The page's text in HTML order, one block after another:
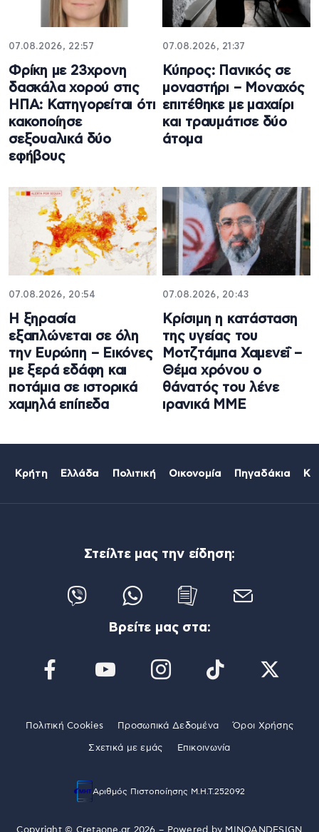
07.08.2026, 22:57
Φρίκη με 23χρονη
δασκάλα χορού στις
ΗΠΑ: Κατηγορείται ότι
κακοποίησε
σεξουαλικά δύο
εφήβους
07.08.2026, 21:37
Κύπρος: Πανικός σε
μοναστήρι – Μοναχός
επιτέθηκε με μαχαίρι
και τραυμάτισε δύο
άτομα
07.08.2026, 20:54
Η ξηρασία
εξαπλώνεται σε όλη
την Ευρώπη – Εικόνες
με ξερά εδάφη και
ποτάμια σε ιστορικά
χαμηλά επίπεδα
07.08.2026, 20:43
Κρίσιμη η κατάσταση
της υγείας του
Μοτζτάμπα Χαμενεΐ –
Θέμα χρόνου ο
θάνατός του λένε
ιρανικά ΜΜΕ
Κρήτη Ελλάδα Πολιτική Οικονομία Πηγαδάκια
Στείλτε μας την είδηση:
Βρείτε μας στα:
Πολιτική Cookies Προσωπικά Δεδομένα Όροι Χρήσης
Σχετικά με εμάς Επικοινωνία
Αριθμός Πιστοποίησης Μ.Η.Τ.252092
Copyright © Cretaone.gr 2026 – Powered by MINOANDESIGN